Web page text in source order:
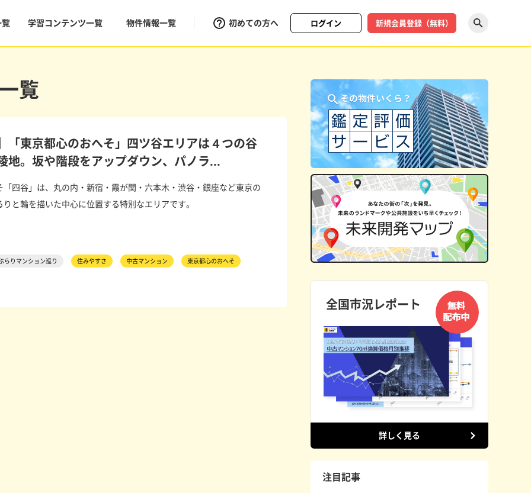
学習コンテンツ一覧 物件情報一覧 初めての方へ ログイン 新規会員登録（無料）
全国市況レポート
詳しく見る
注目記事
覧
「東京都心のおへそ」四ツ谷エリアは４つの谷
地。坂や階段をアップダウン、パノラ...
「四谷」は、丸の内・新宿・霞が関・六本木・渋谷・銀座など東京の
と輪を描いた中心に位置する特別なエリアです。
らりマンション巡り 住みやすさ 中古マンション 東京都心のおへそ